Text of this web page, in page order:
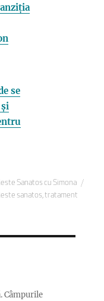
se
Sanatos cu Simona
sanatos,tratament
Câmpurile